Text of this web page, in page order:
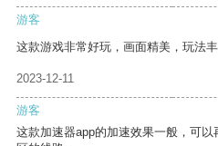
游客
这款游戏非常好玩，画面精美，玩法丰
2023-12-11
游客
这款加速器app的加速效果一般，可